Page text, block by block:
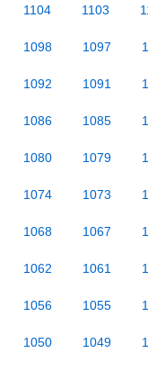
1104 1103
1098 1097
1092 1091
1086 1085
1080 1079
1074 1073
1068 1067
1062 1061
1056 1055
1050 1049